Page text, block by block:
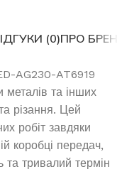
(0)ПРО
AG230-AT6919
металів та інших
різання. Цей
робіт завдяки
коробці передач,
та тривалий термін